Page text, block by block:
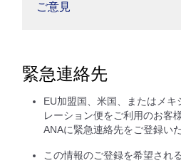
ご意見
緊急連絡先
EU加盟国、米国、またはメ
レーション便をご利用のお客
ANAに緊急連絡先をご登録い
この情報のご登録を希望され